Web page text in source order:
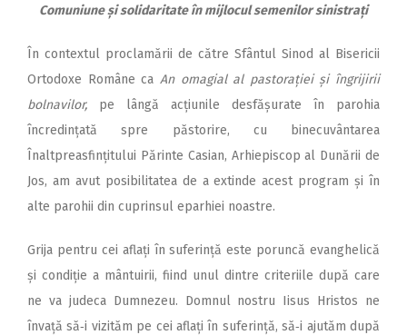
Comuniune și solidaritate în mijlocul semenilor sinistrați
În contextul proclamării de către Sfântul Sinod al Bisericii
Ortodoxe Române ca An omagial al pastorației și îngrijirii
bolnavilor, pe lângă acțiunile desfășurate în parohia
încredințată spre păstorire, cu binecuvântarea
Înaltpreasfințitului Părinte Casian, Arhiepiscop al Dunării de
Jos, am avut posibilitatea de a extinde acest program și în
alte parohii din cuprinsul eparhiei noastre.
Grija pentru cei aflați în suferință este poruncă evanghelică
și condiție a mântuirii, fiind unul dintre criteriile după care
ne va judeca Dumnezeu. Domnul nostru Iisus Hristos ne
învață să‑i vizităm pe cei aflați în suferință, să‑i ajutăm după